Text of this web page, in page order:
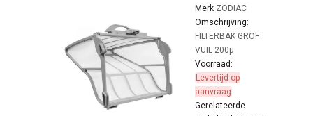
Merk ZODIAC
Omschrijving:
FILTERBAK GROF
VUIL 200µ
Voorraad:
Levertijd op
aanvraag
Gerelateerde